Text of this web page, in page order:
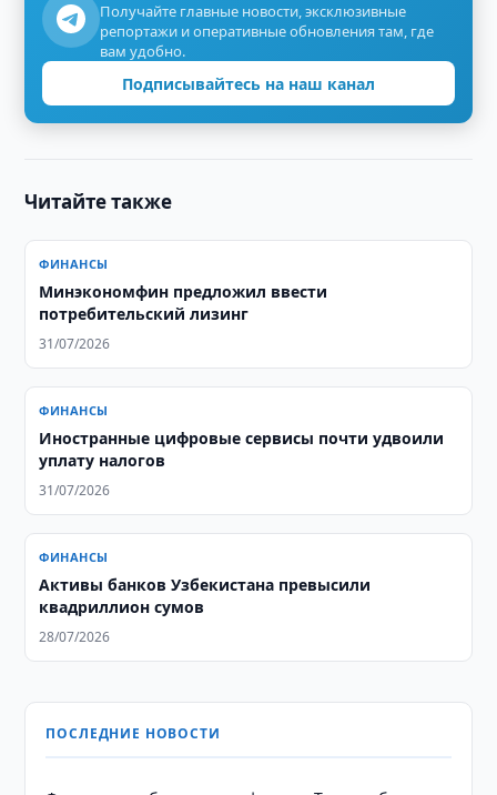
Получайте главные новости, эксклюзивные
репортажи и оперативные обновления там, где
вам удобно.
Подписывайтесь на наш канал
Читайте также
ФИНАНСЫ
Минэкономфин предложил ввести
потребительский лизинг
31/07/2026
ФИНАНСЫ
Иностранные цифровые сервисы почти удвоили
уплату налогов
31/07/2026
ФИНАНСЫ
Активы банков Узбекистана превысили
квадриллион сумов
28/07/2026
ПОСЛЕДНИЕ НОВОСТИ